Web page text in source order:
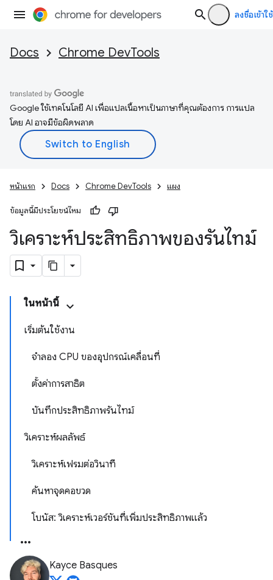
ลงชื่อเข้าใช้
Docs Chrome DevTools
Google ใช้เทคโนโลยี AI เพื่อแปลเนื้อหาเป็นภาษาที่คุณต้องการ การแปล
โดย AI อาจมีข้อผิดพลาด
หน้าแรก Docs Chrome DevTools แผง
ข้อมูลนี้มีประโยชน์ไหม
วิเคราะห์ประสิทธิภาพของรันไทม์
ในหน้านี้
เริ่มต้นใช้งาน
จำลอง CPU ของอุปกรณ์เคลื่อนที่
ตั้งค่าการสาธิต
บันทึกประสิทธิภาพรันไทม์
วิเคราะห์ผลลัพธ์
วิเคราะห์เฟรมต่อวินาที
ค้นหาจุดคอขวด
โบนัส: วิเคราะห์เวอร์ชันที่เพิ่มประสิทธิภาพแล้ว
Kayce Basques